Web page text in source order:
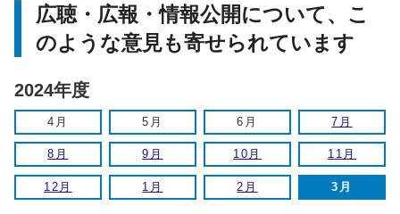
広聴・広報・情報公開について、こ
のような意見も寄せられています
2024年度
4月 5月 6月 7月
8月 9月 10月 11月
12月 1月 2月 3月